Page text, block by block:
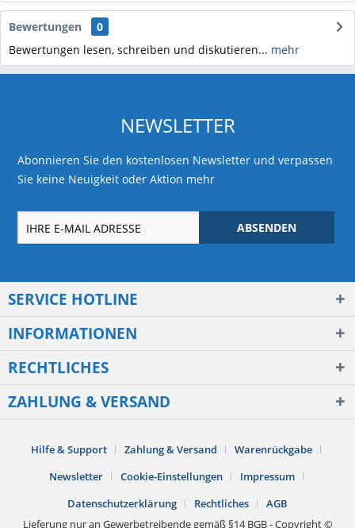
Bewertungen
0
Bewertungen lesen, schreiben und diskutieren... mehr
NEWSLETTER
Abonnieren Sie den kostenlosen Newsletter und verpassen
Sie keine Neuigkeit oder Aktion mehr
ABSENDEN
SERVICE HOTLINE
INFORMATIONEN
RECHTLICHES
ZAHLUNG & VERSAND
Hilfe & Support Zahlung & Versand
Warenrückgabe
Newsletter
Cookie-Einstellungen
Impressum
Datenschutzerklärung
Rechtliches
AGB
Lieferung nur an Gewerbetreibende gemäß §14 BGB - Copyright ©